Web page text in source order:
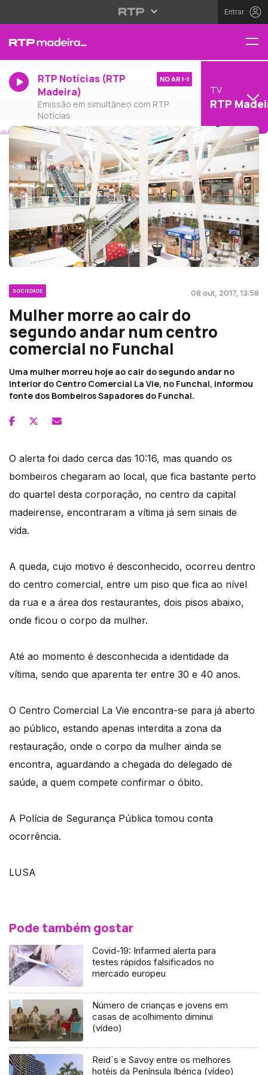
Entrar
RTP Notícias (RTP
Madeira)
Emissão em simultâneo com RTP
Notícias
NO AR
TV
RTP
SOCIEDADE 08 out, 2017, 13:58
Mulher morre ao cair do
segundo andar num centro
comercial no Funchal
Uma mulher morreu hoje ao cair do segundo andar no
interior do Centro Comercial La Vie, no Funchal, informou
fonte dos Bombeiros Sapadores do Funchal.
O alerta foi dado cerca das 10:16, mas quando os
bombeiros chegaram ao local, que fica bastante perto
do quartel desta corporação, no centro da capital
madeirense, encontraram a vítima já sem sinais de
vida.
A queda, cujo motivo é desconhecido, ocorreu dentro
do centro comercial, entre um piso que fica ao nível
da rua e a área dos restaurantes, dois pisos abaixo,
onde ficou o corpo da mulher.
Até ao momento é desconhecida a identidade da
vítima, sendo que aparenta ter entre 30 e 40 anos.
O Centro Comercial La Vie encontra-se para já aberto
ao público, estando apenas interdita a zona da
restauração, onde o corpo da mulher ainda se
encontra, aguardando a chegada do delegado de
saúde, a quem compete confirmar o óbito.
A Polícia de Segurança Pública tomou conta
ocorrência.
LUSA
Pode também gostar
Covid-19: Infarmed alerta para
testes rápidos falsificados no
mercado europeu
Número de crianças e jovens em
casas de acolhimento diminui
(vídeo)
Reid`s e Savoy entre os melhores
hotéis da Península Ibérica (vídeo)